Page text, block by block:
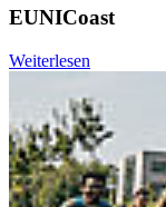
EUNICoast
Weiterlesen
Go to slide 1
Go to slide 2
Go to slide 3
Go to slide 4